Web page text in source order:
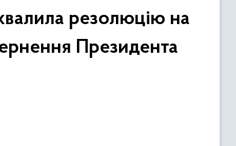
резолюцію на
Президента